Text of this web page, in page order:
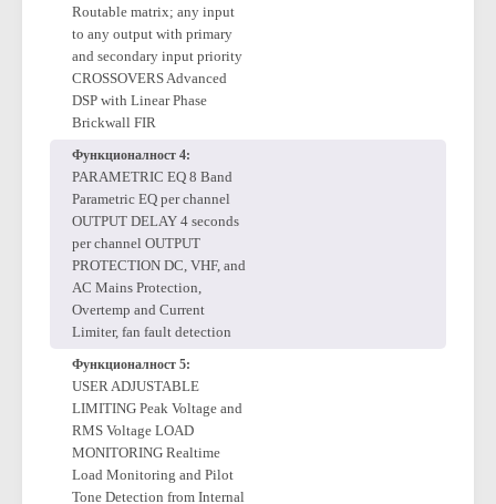
Core with Sample Rate
Converters INPUT MATRIX
Routable matrix; any input
DSP with Linear Phase
Brickwall FIR
Функционалност 4:
Parametric EQ per channel
OUTPUT DELAY 4 seconds
per channel OUTPUT
PROTECTION DC, VHF, and
AC Mains Protection,
Overtemp and Current
Limiter, fan fault detection
USER ADJUSTABLE
RMS Voltage LOAD